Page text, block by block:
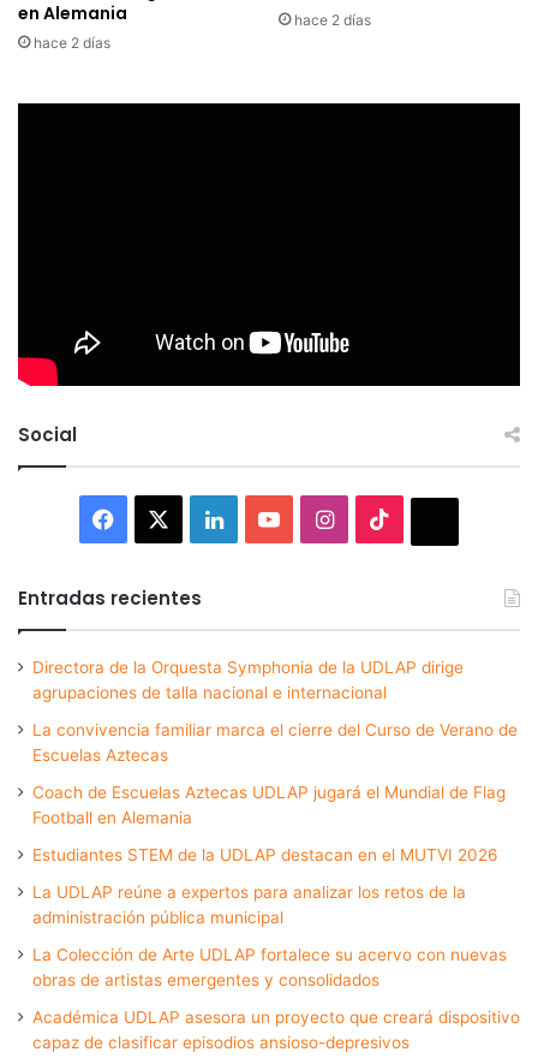
en Alemania
hace 2 días
hace 2 días
Social
Facebook LinkedInYouTubeInstagram
Entradas recientes
Directora de la Orquesta Symphonia de la UDLAP dirige
agrupaciones de talla nacional e internacional
La convivencia familiar marca el cierre del Curso de Verano de
Escuelas Aztecas
Coach de Escuelas Aztecas UDLAP jugará el Mundial de Flag
Football en Alemania
Estudiantes STEM de la UDLAP destacan en el MUTVI 2026
La UDLAP reúne a expertos para analizar los retos de la
administración pública municipal
La Colección de Arte UDLAP fortalece su acervo con nuevas
obras de artistas emergentes y consolidados
Académica UDLAP asesora un proyecto que creará dispositivo
capaz de clasificar episodios ansioso-depresivos